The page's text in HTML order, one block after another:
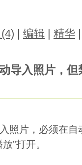
编辑 精华
导入照片，
照片，必须在自
”打开。